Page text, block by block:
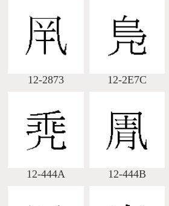
12-2873 12-2E7C
12-444A 12-444B